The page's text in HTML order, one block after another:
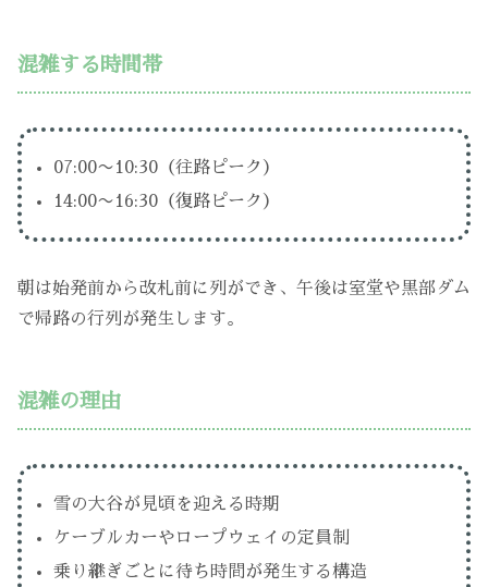
混雑する時間帯
07:00〜10:30（往路ピーク）
14:00〜16:30（復路ピーク）
朝は始発前から改札前に列ができ、午後は室堂や黒部ダム
で帰路の行列が発生します。
混雑の理由
雪の大谷が見頃を迎える時期
ケーブルカーやロープウェイの定員制
乗り継ぎごとに待ち時間が発生する構造